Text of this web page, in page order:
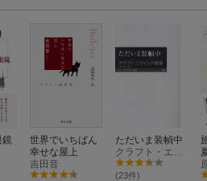
鏡
世界でいちばん
幸せな屋上
吉田音
ただいま装幀中
(23件)